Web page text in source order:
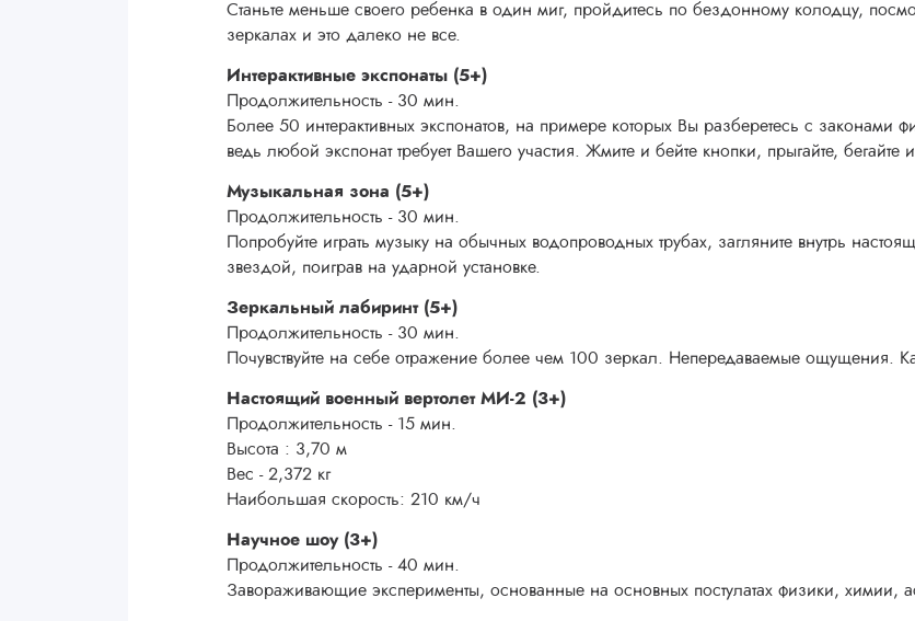
Станьте меньше своего ребенка в один миг, пройдитесь по бездонному колодцу,
зеркалах и это далеко не все.
Интерактивные экспонаты (5+)
Продолжительность - 30 мин.
Более 50 интерактивных экспонатов, на примере которых Вы разберетесь с законами
ведь любой экспонат требует Вашего участия. Жмите и бейте кнопки, прыгайте, бегайте и
Музыкальная зона (5+)
Продолжительность - 30 мин.
Попробуйте играть музыку на обычных водопроводных трубах, загляните внутрь
звездой, поиграв на ударной установке.
Зеркальный лабиринт (5+)
Продолжительность - 30 мин.
Почувствуйте на себе отражение более чем 100 зеркал. Непередаваемые ощущения.
Настоящий военный вертолет МИ-2 (3+)
Продолжительность - 15 мин.
Высота : 3,70 м
Вес - 2,372 кг
Наибольшая скорость: 210 км/ч
Научное шоу (3+)
Продолжительность - 40 мин.
Завораживающие эксперименты, основанные на основных постулатах физики, химии,